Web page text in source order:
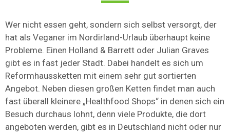
Wer nicht essen geht, sondern sich selbst versorgt, der
hat als Veganer im Nordirland-Urlaub überhaupt keine
Probleme. Einen Holland & Barrett oder Julian Graves
gibt es in fast jeder Stadt. Dabei handelt es sich um
Reformhaussketten mit einem sehr gut sortierten
Angebot. Neben diesen großen Ketten findet man auch
fast überall kleinere „Healthfood Shops“ in denen sich ein
Besuch durchaus lohnt, denn viele Produkte, die dort
angeboten werden, gibt es in Deutschland nicht oder nur